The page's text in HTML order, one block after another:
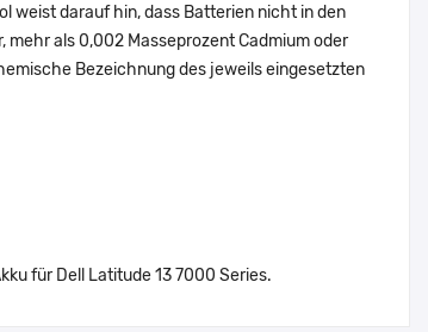
weist darauf hin, dass Batterien nicht in den
mehr als 0,002 Masseprozent Cadmium oder
Bezeichnung des jeweils eingesetzten
für Dell Latitude 13 7000 Series.